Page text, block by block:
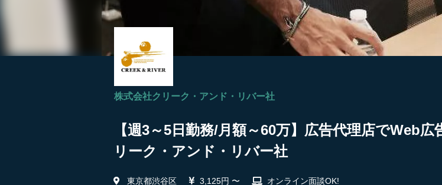
株式会社クリーク・アンド・リバー社
【週3～5日勤務/月額～60万】広告代理店でWeb
リーク・アンド・リバー社
東京都渋谷区 3,125円 〜 オンライン面談OK!